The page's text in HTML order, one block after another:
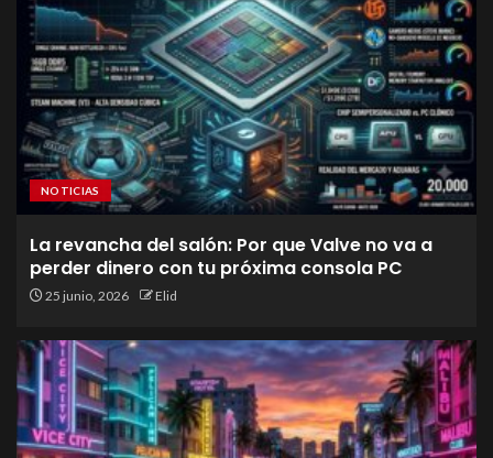
NOTICIAS
La revancha del salón: Por que Valve no va a
perder dinero con tu próxima consola PC
25 junio, 2026 Elid